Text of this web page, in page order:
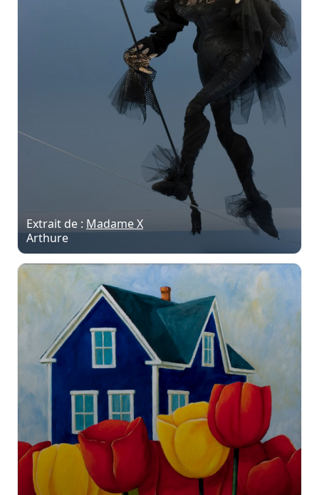
Extrait de : Madame X
Arthure